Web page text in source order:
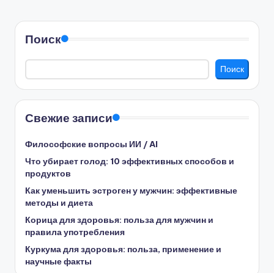
Поиск
Поиск
Свежие записи
Философские вопросы ИИ / AI
Что убирает голод: 10 эффективных способов и
продуктов
Как уменьшить эстроген у мужчин: эффективные
методы и диета
Корица для здоровья: польза для мужчин и
правила употребления
Куркума для здоровья: польза, применение и
научные факты